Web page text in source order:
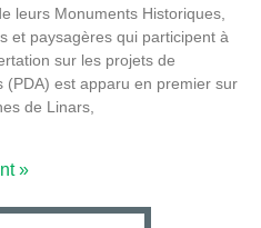
leurs Monuments Historiques,
et paysagères qui participent à
sur les projets de
(PDA) est apparu en premier sur
de Linars,
»